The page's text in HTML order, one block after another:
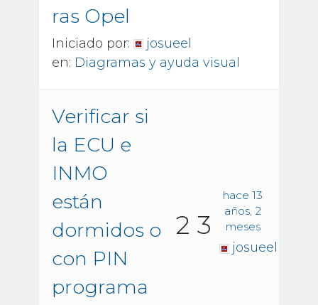
ras Opel
Iniciado por:
josueel
en: Diagramas y ayuda visual
Verificar si
la ECU e
INMO
están
dormidos o
con PIN
programa
2 3
hace 13
años, 2
meses
josueel